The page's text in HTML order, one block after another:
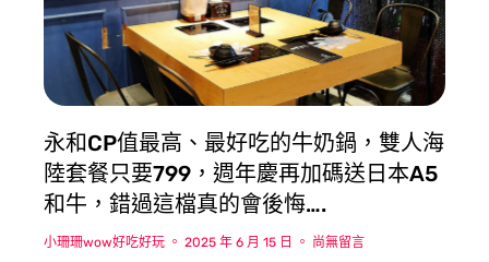
永和CP值最高、最好吃的牛奶鍋，雙人海
陸套餐只要799，週年慶再加碼送日本A5
和牛，錯過這檔真的會後悔….
小珊珊wow好吃好玩 2025 年 6 月 15 日 尚無留言